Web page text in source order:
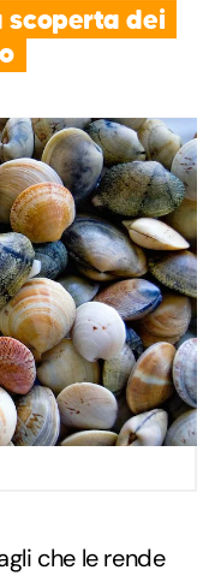
scoperta dei
che le rende